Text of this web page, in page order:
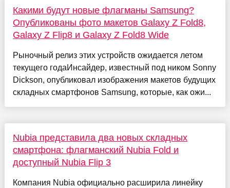
Какими будут новые флагманы Samsung?
Опубликованы фото макетов Galaxy Z Fold8,
Galaxy Z Flip8 и Galaxy Z Fold8 Wide
Рыночный релиз этих устройств ожидается летом
текущего годаИнсайдер, известный под ником Sonny
Dickson, опубликовал изображения макетов будущих
складных смартфонов Samsung, которые, как ожи...
Nubia представила два новых складных
смартфона: флагманский Nubia Fold и
доступный Nubia Flip 3
Компания Nubia официально расширила линейку